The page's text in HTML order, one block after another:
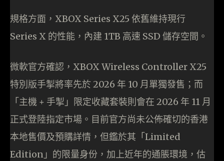
規格方面，XBOX Series X25 依舊維持現行
Series X 的性能，內建 1TB 高速 SSD 儲存空間。
微軟官方確認，XBOX Wireless Controller X25
特別版手掣將率先於 2026 年 10 月單獨發售；而
「主機 + 手掣」限定收藏套裝則會在 2026 年 11 月
正式登陸指定市場。目前官方尚未公佈確切的香港
本地售價及預購詳情，但鑑於其「Limited
Edition」的限量身份，加上近年的通脹環境，估